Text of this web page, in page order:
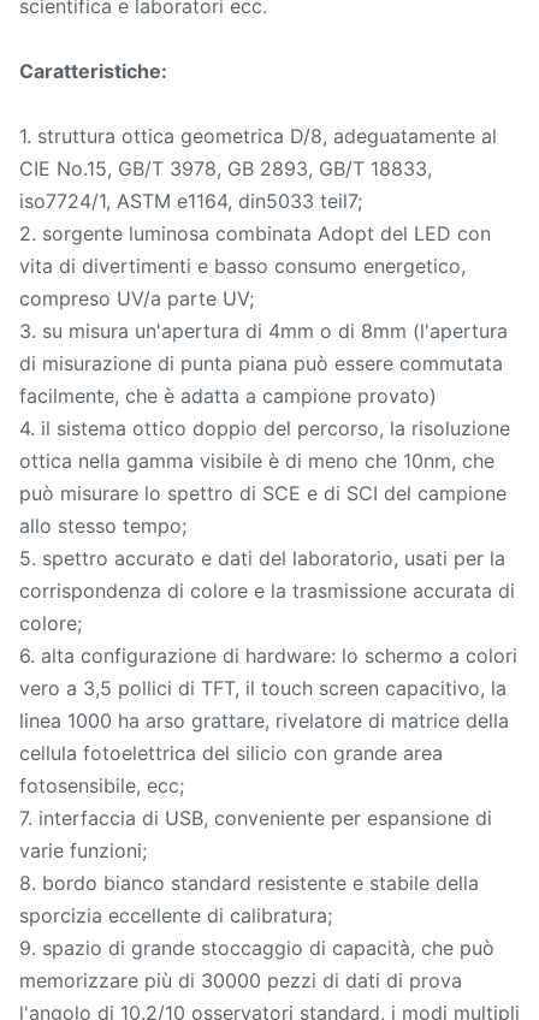
scientifica e laboratori ecc.
Caratteristiche:
1. struttura ottica geometrica D/8, adeguatamente al
CIE No.15, GB/T 3978, GB 2893, GB/T 18833,
iso7724/1, ASTM e1164, din5033 teil7;
2. sorgente luminosa combinata Adopt del LED con
vita di divertimenti e basso consumo energetico,
compreso UV/a parte UV;
3. su misura un'apertura di 4mm o di 8mm (l'apertura
di misurazione di punta piana può essere commutata
facilmente, che è adatta a campione provato)
4. il sistema ottico doppio del percorso, la risoluzione
ottica nella gamma visibile è di meno che 10nm, che
può misurare lo spettro di SCE e di SCI del campione
allo stesso tempo;
5. spettro accurato e dati del laboratorio, usati per la
corrispondenza di colore e la trasmissione accurata di
colore;
6. alta configurazione di hardware: lo schermo a colori
vero a 3,5 pollici di TFT, il touch screen capacitivo, la
linea 1000 ha arso grattare, rivelatore di matrice della
cellula fotoelettrica del silicio con grande area
fotosensibile, ecc;
7. interfaccia di USB, conveniente per espansione di
varie funzioni;
8. bordo bianco standard resistente e stabile della
sporcizia eccellente di calibratura;
9. spazio di grande stoccaggio di capacità, che può
memorizzare più di 30000 pezzi di dati di prova
l'angolo di 10.2/10 osservatori standard, i modi multipli